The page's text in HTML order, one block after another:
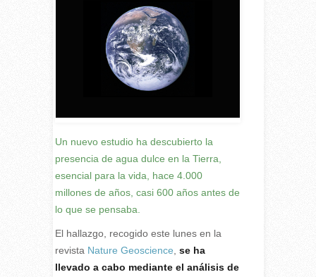
Un nuevo estudio ha descubierto la
presencia de agua dulce en la Tierra,
esencial para la vida, hace 4.000
millones de años, casi 600 años antes de
lo que se pensaba.
El hallazgo, recogido este lunes en la
revista Nature Geoscience se ha
llevado a cabo mediante el análisis de